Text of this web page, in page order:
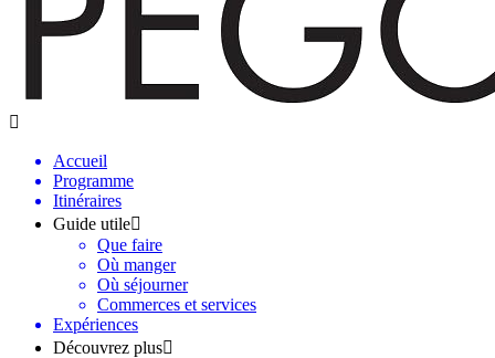
Accueil
Programme
Itinéraires
Guide utile
Que faire
Où manger
Où séjourner
Commerces et services
Expériences
Découvrez plus